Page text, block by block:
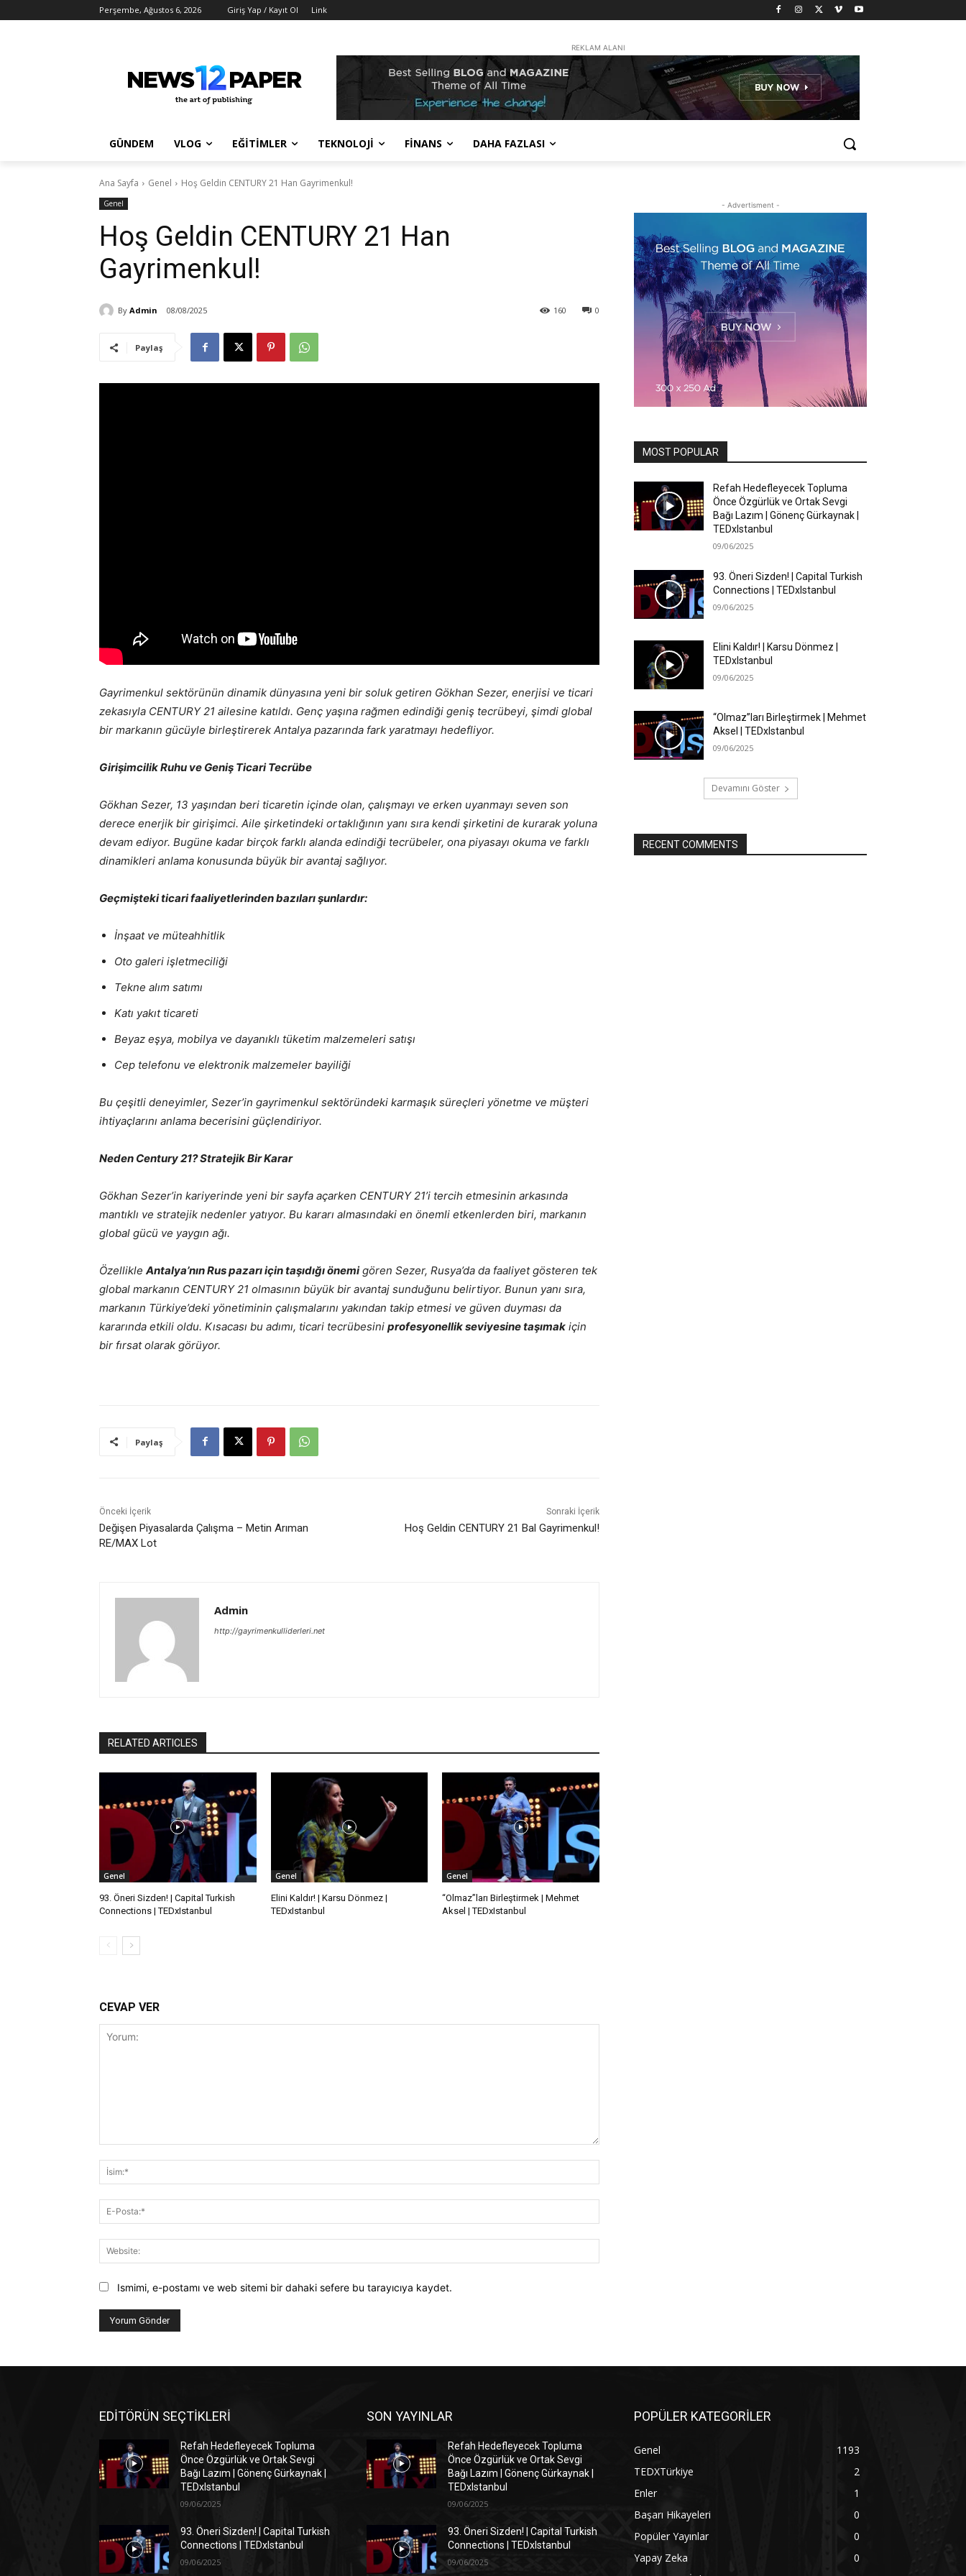
Perşembe, Ağustos 6, 2026 Giriş Yap / Kayıt Ol Link
REKLAM ALANI
GÜNDEM VLOG EĞİTİMLER TEKNOLOJİ FİNANS DAHA FAZLASI
Ana Sayfa Genel Hoş Geldin CENTURY 21 Han Gayrimenkul!
Genel
Hoş Geldin CENTURY 21 Han
Gayrimenkul!
By Admin 08/08/2025 0
160
Paylaş
Gayrimenkul sektörünün dinamik dünyasına yeni bir soluk getiren Gökhan Sezer, enerjisi ve ticari
zekasıyla CENTURY 21 ailesine katıldı. Genç yaşına rağmen edindiği geniş tecrübeyi, şimdi global
bir markanın gücüyle birleştirerek Antalya pazarında fark yaratmayı hedefliyor.
Girişimcilik Ruhu ve Geniş Ticari Tecrübe
Gökhan Sezer, 13 yaşından beri ticaretin içinde olan, çalışmayı ve erken uyanmayı seven son
derece enerjik bir girişimci. Aile şirketindeki ortaklığının yanı sıra kendi şirketini de kurarak yoluna
devam ediyor. Bugüne kadar birçok farklı alanda edindiği tecrübeler, ona piyasayı okuma ve farklı
dinamikleri anlama konusunda büyük bir avantaj sağlıyor.
Geçmişteki ticari faaliyetlerinden bazıları şunlardır:
İnşaat ve müteahhitlik
Oto galeri işletmeciliği
Tekne alım satımı
Katı yakıt ticareti
Beyaz eşya, mobilya ve dayanıklı tüketim malzemeleri satışı
Cep telefonu ve elektronik malzemeler bayiliği
Bu çeşitli deneyimler, Sezer’in gayrimenkul sektöründeki karmaşık süreçleri yönetme ve müşteri
ihtiyaçlarını anlama becerisini güçlendiriyor.
Neden Century 21? Stratejik Bir Karar
Gökhan Sezer’in kariyerinde yeni bir sayfa açarken CENTURY 21’i tercih etmesinin arkasında
mantıklı ve stratejik nedenler yatıyor. Bu kararı almasındaki en önemli etkenlerden biri, markanın
global gücü ve yaygın ağı.
Özellikle Antalya’nın Rus pazarı için taşıdığı önemigören Sezer, Rusya’da da faaliyet gösteren tek
global markanın CENTURY 21 olmasının büyük bir avantaj sunduğunu belirtiyor. Bunun yanı sıra,
markanın Türkiye’deki yönetiminin çalışmalarını yakından takip etmesi ve güven duyması da
kararında etkili oldu. Kısacası bu adımı, ticari tecrübesini profesyonellik seviyesine taşımak için
bir fırsat olarak görüyor.
Paylaş
Önceki İçerik
Değişen Piyasalarda Çalışma – Metin Arıman
RE/MAX Lot
Sonraki İçerik
Hoş Geldin CENTURY 21 Bal Gayrimenkul!
Admin
http://gayrimenkulliderleri.net
RELATED ARTICLES
Genel
93. Öneri Sizden! | Capital Turkish
Connections | TEDxIstanbul
Genel
Elini Kaldır! | Karsu Dönmez |
TEDxIstanbul
Genel
“Olmaz”ları Birleştirmek | Mehmet
Aksel | TEDxIstanbul
CEVAP VER
Posta:*
Ismimi, e-postamı ve web sitemi bir dahaki sefere bu tarayıcıya kaydet.
- Advertisment -
MOST POPULAR
Refah Hedefleyecek Topluma
Önce Özgürlük ve Ortak Sevgi
Bağı Lazım | Gönenç Gürkaynak |
TEDxIstanbul
09/06/2025
93. Öneri Sizden! | Capital Turkish
Connections | TEDxIstanbul
09/06/2025
Elini Kaldır! | Karsu Dönmez |
TEDxIstanbul
09/06/2025
“Olmaz”ları Birleştirmek | Mehmet
Aksel | TEDxIstanbul
09/06/2025
Devamını Göster
RECENT COMMENTS
EDİTÖRÜN SEÇTİKLERİ
Refah Hedefleyecek Topluma
Önce Özgürlük ve Ortak Sevgi
Bağı Lazım | Gönenç Gürkaynak |
TEDxIstanbul
09/06/2025
93. Öneri Sizden! | Capital Turkish
Connections | TEDxIstanbul
09/06/2025
SON YAYINLAR
Refah Hedefleyecek Topluma
Önce Özgürlük ve Ortak Sevgi
Bağı Lazım | Gönenç Gürkaynak |
TEDxIstanbul
09/06/2025
93. Öneri Sizden! | Capital Turkish
Connections | TEDxIstanbul
09/06/2025
POPÜLER KATEGORİLER
Genel
1193
TEDXTürkiye
2
Enler
1
Başarı Hikayeleri
0
Popüler Yayınlar
0
Yapay Zeka
0